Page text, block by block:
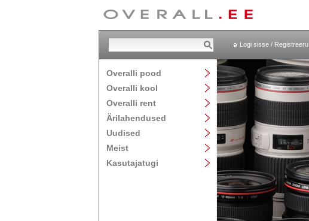
Logi sisse / Registreeru
Overalli pood
Overalli kool
Overalli rent
Ärilahendused
Uudised
Meist
Kasutajatugi